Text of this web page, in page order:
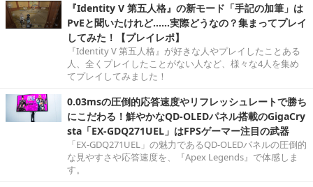
『Identity V 第五人格』の新モード「手記の加筆」は
PvEと聞いたけれど……実際どうなの？集まってプレイ
してみた！【プレイレポ】
『Identity V 第五人格』が好きな人やプレイしたことある
人、全くプレイしたことがない人など、様々な4人を集め
てプレイしてみました！
0.03msの圧倒的応答速度やリフレッシュレートで勝ち
にこだわる！鮮やかなQD-OLEDパネル搭載のGigaCry
sta「EX-GDQ271UEL」はFPSゲーマー注目の武器
「EX-GDQ271UEL」の魅力であるQD-OLEDパネルの圧倒的
な見やすさや応答速度を、『Apex Legends』で体感しま
す。